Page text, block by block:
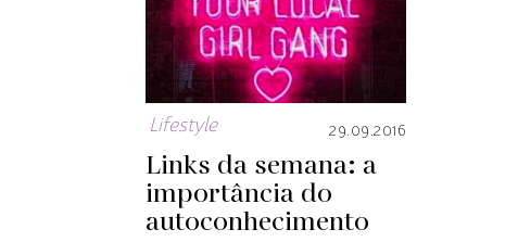
Lifestyle 29.09.2016
Links da semana: a
importância do
autoconhecimento